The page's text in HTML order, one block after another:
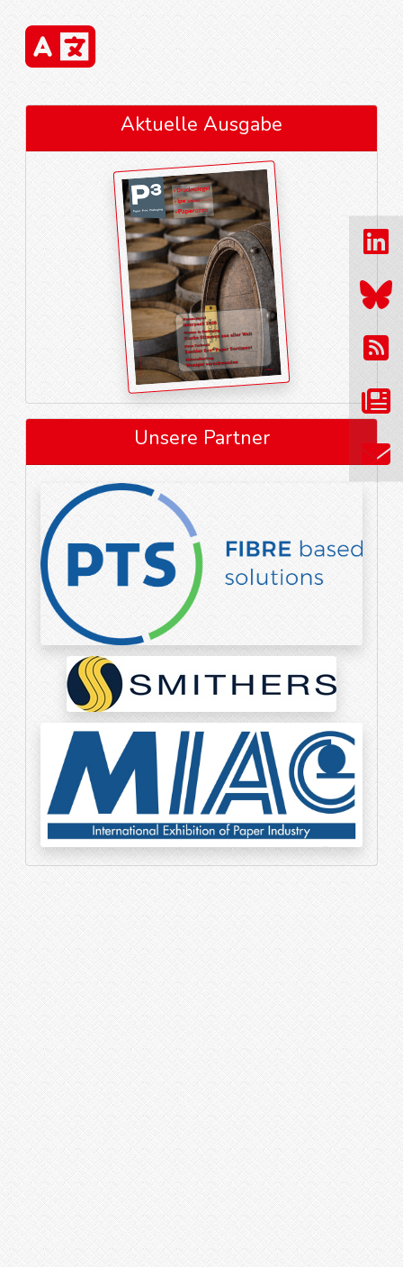
Aktuelle Ausgabe
Unsere Partner